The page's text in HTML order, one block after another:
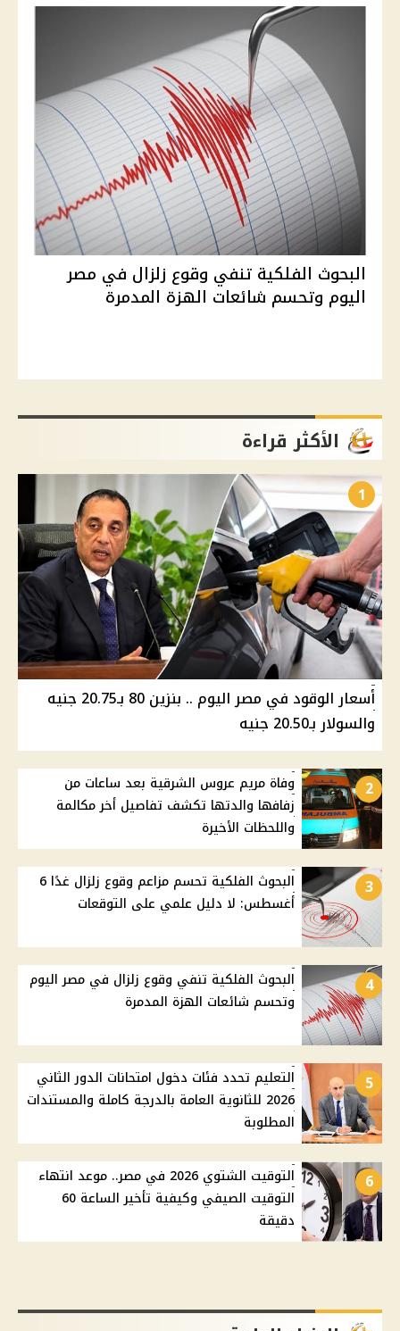
البحوث الفلكية تنفي وقوع زلزال في مصر
اليوم وتحسم شائعات الهزة المدمرة
الأكثر قراءة
1
أسعار الوقود في مصر اليوم .. بنزين 80 بـ20.75 جنيه
والسولار بـ20.50 جنيه
2
وفاة مريم عروس الشرقية بعد ساعات من
زفافها والدتها تكشف تفاصيل أخر مكالمة
واللحظات الأخيرة
3
البحوث الفلكية تحسم مزاعم وقوع زلزال غدًا 6
أغسطس: لا دليل علمي على التوقعات
4
البحوث الفلكية تنفي وقوع زلزال في مصر اليوم
وتحسم شائعات الهزة المدمرة
5
التعليم تحدد فئات دخول امتحانات الدور الثاني
2026 للثانوية العامة بالدرجة كاملة والمستندات
المطلوبة
6
التوقيت الشتوي 2026 في مصر.. موعد انتهاء
التوقيت الصيفي وكيفية تأخير الساعة 60
دقيقة